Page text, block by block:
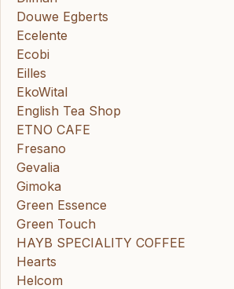
Douwe Egberts
Ecelente
Ecobi
Eilles
EkoWital
English Tea Shop
ETNO CAFE
Fresano
Gevalia
Gimoka
Green Essence
Green Touch
HAYB SPECIALITY COFFEE
Hearts
Helcom